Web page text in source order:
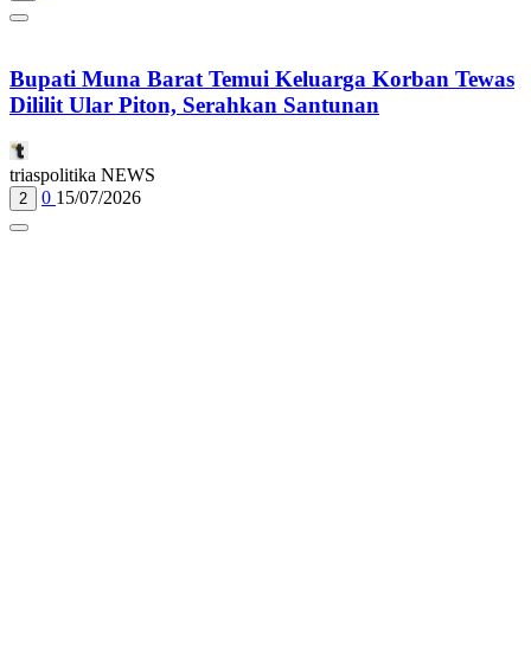
Bupati Muna Barat Temui Keluarga Korban Tewas
Dililit Ular Piton, Serahkan Santunan
triaspolitika NEWS
2 0 15/07/2026